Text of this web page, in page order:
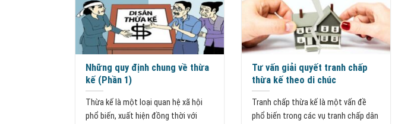
Những quy định chung về thừa
kế (Phần 1)
Thừa kế là một loại quan hệ xã hội
phổ biến, xuất hiện đồng thời với
Tư vấn giải quyết tranh chấp
thừa kế theo di chúc
Tranh chấp thừa kế là một vấn đề
phổ biến trong các vụ tranh chấp dân